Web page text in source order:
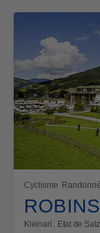
Cyclisme
Kleinarl . Etat de